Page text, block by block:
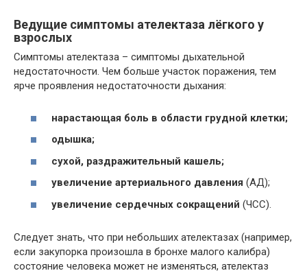
Ведущие симптомы ателектаза лёгкого у
взрослых
Симптомы ателектаза – симптомы дыхательной
недостаточности. Чем больше участок поражения, тем
ярче проявления недостаточности дыхания:
нарастающая боль в области грудной клетки;
одышка;
сухой, раздражительный кашель;
увеличение артериального давления (АД);
увеличение сердечных сокращений (ЧСС).
Следует знать, что при небольших ателектазах (например,
если закупорка произошла в бронхе малого калибра)
состояние человека может не изменяться, ателектаз